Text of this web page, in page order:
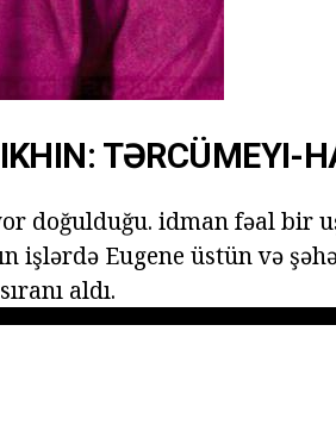
TƏRCÜMEYI-
doğulduğu. idman fəal bir
işlərdə Eugene üstün və
aldı.